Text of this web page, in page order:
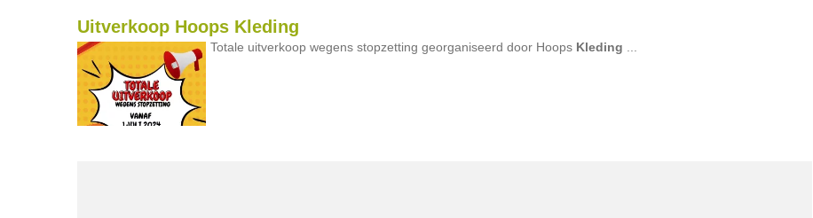
Uitverkoop Hoops Kleding
Totale uitverkoop wegens stopzetting georganiseerd door Hoops Kleding